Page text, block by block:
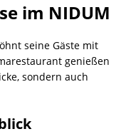
im NIDUM
seine Gäste mit
genießen
sondern auch